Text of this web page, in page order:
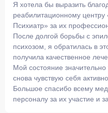
Я хотела бы выразить
реабилитационному центру
Психиатр» за их
После долгой борьбы с
психозом, я обратилась в
получила качественное
Мой состояние
снова чувствую себя
Большое спасибо всему
персоналу за их участие и